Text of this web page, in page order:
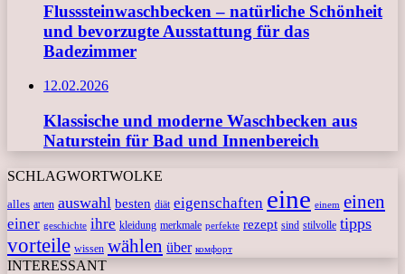
Flusssteinwaschbecken – natürliche Schönheit
und bevorzugte Ausstattung für das
Badezimmer
12.02.2026
Klassische und moderne Waschbecken aus
Naturstein für Bad und Innenbereich
SCHLAGWORTWOLKE
alles arten auswahl besten diät eigenschaften eine einem einen
einer geschichte ihre kleidung merkmale perfekte rezept sind stilvolle tipps
vorteile wissen wählen über комфорт
INTERESSANT